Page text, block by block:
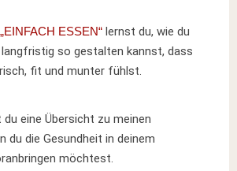
„EINFACH ESSEN“ lernst du, wie du
langfristig so gestalten kannst, dass
fit und munter fühlst.
eine Übersicht zu meinen
du die Gesundheit in deinem
möchtest.